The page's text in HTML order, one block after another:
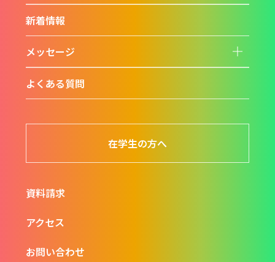
る
素
る
新着情報
メッセージ
よくある質問
在学生の方へ
資料請求
アクセス
お問い合わせ